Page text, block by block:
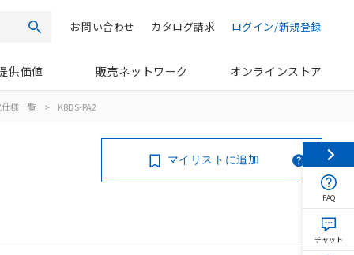
検索 ログイン/新規登録
カタログ請求
お問い合わせ
供価値 販売ネットワーク オンラインストア
様一覧 > K8DS-PA2
マイリストに追加
FAQ
チャット